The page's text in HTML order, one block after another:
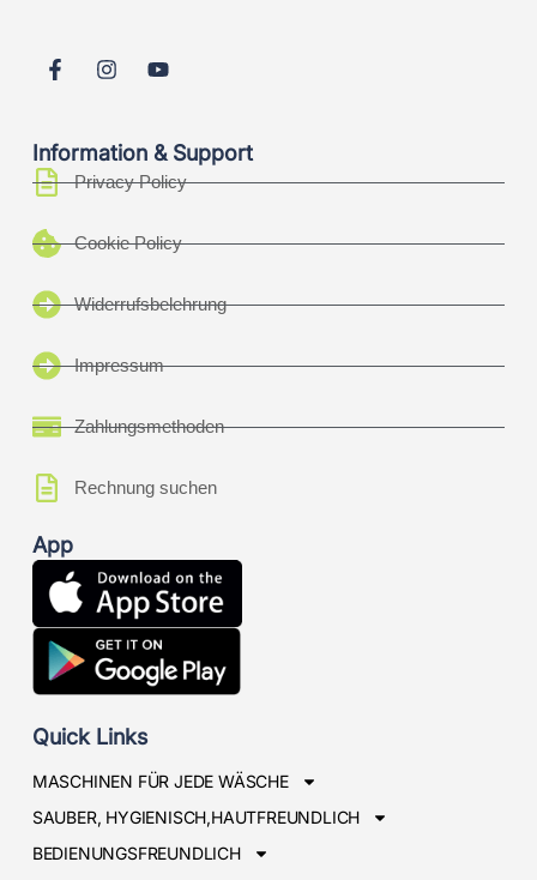
Information & Support
Privacy Policy
Cookie Policy
Widerrufsbelehrung
Impressum
Zahlungsmethoden
Rechnung suchen
App
Quick Links
MASCHINEN FÜR JEDE WÄSCHE
SAUBER, HYGIENISCH,HAUTFREUNDLICH
BEDIENUNGSFREUNDLICH